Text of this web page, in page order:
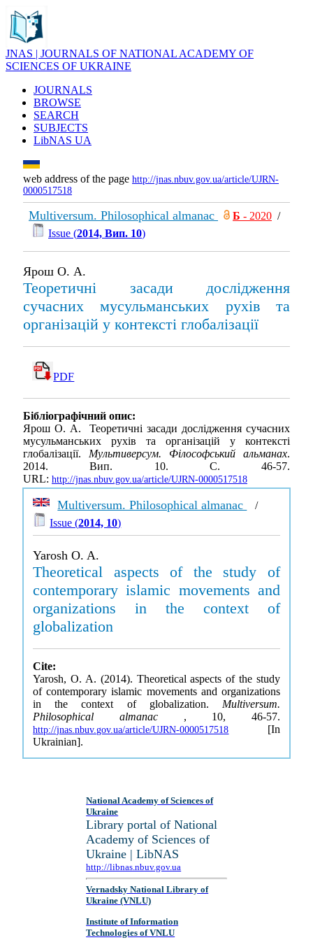
JNAS | JOURNALS OF NATIONAL ACADEMY OF
SCIENCES OF UKRAINE
JOURNALS
BROWSE
SEARCH
SUBJECTS
LibNAS UA
web address of the page http://jnas.nbuv.gov.ua/article/UJRN-
0000517518
Multiversum. Philosophical almanac Б - 2020 /
Issue (2014, Вип. 10)
Ярош О. А.
Теоретичні засади дослідження
сучасних мусульманських рухів та
організацій у контексті глобалізації
PDF
Бібліографічний опис:
Ярош О. А. Теоретичні засади дослідження сучасних
мусульманських рухів та організацій у контексті
глобалізації. Мультиверсум. Філософський альманах.
2014. Вип. 10. С. 46-57.
URL: http://jnas.nbuv.gov.ua/article/UJRN-0000517518
Multiversum. Philosophical almanac
/
Issue (2014, 10)
Yarosh O. A.
Theoretical aspects of the study of
contemporary islamic movements and
organizations in the context of
globalization
Cite:
Yarosh, O. A. (2014). Theoretical aspects of the study
of contemporary islamic movements and organizations
in the context of globalization. Multiversum.
Philosophical almanac , 10, 46-57.
http://jnas.nbuv.gov.ua/article/UJRN-0000517518 [In
Ukrainian].
National Academy of Sciences of
Ukraine
Library portal of National
Academy of Sciences of
Ukraine | LibNAS
http://libnas.nbuv.gov.ua
Vernadsky National Library of
Ukraine (VNLU)
Institute of Information
Technologies of VNLU